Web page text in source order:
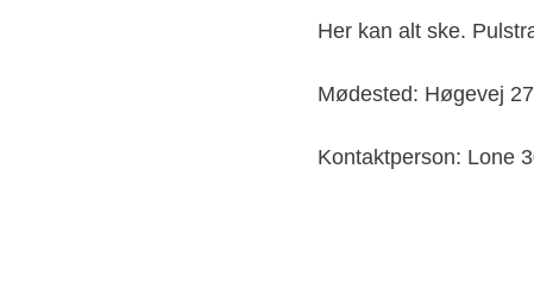
Her kan alt ske.
Mødested: Høgevej
Kontaktperson: Lone